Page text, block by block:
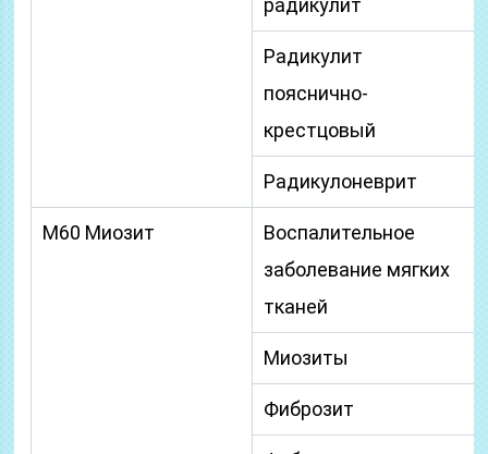
радикулит
Радикулит
пояснично-
крестцовый
Радикулоневрит
M60 Миозит
Воспалительное
заболевание мягких
тканей
Миозиты
Фиброзит